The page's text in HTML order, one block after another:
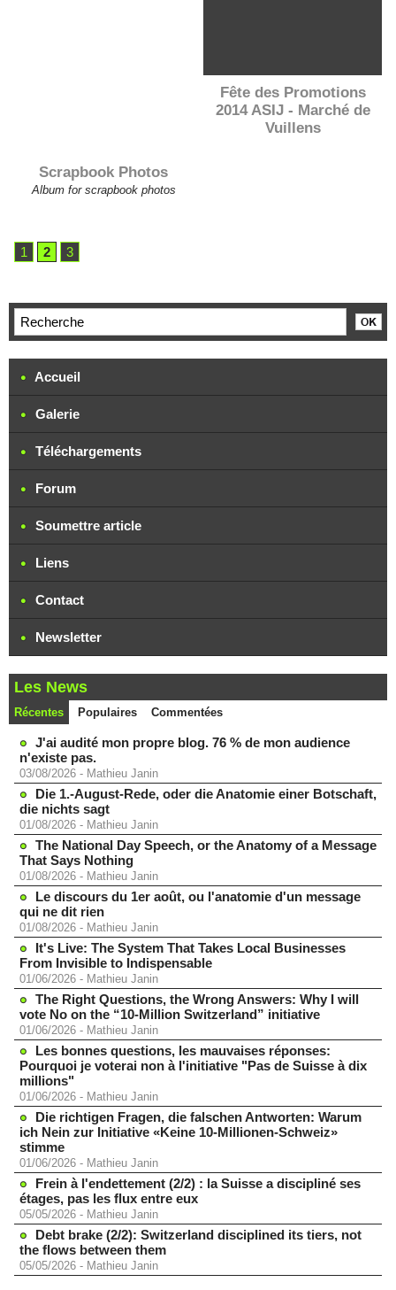
Fête des Promotions
2014 ASIJ - Marché de
Vuillens
Scrapbook Photos
Album for scrapbook photos
1 2 3
Accueil
Galerie
Téléchargements
Forum
Soumettre article
Liens
Contact
Newsletter
Les News
Récentes Populaires Commentées
J'ai audité mon propre blog. 76 % de mon audience
n'existe pas.
03/08/2026 - Mathieu Janin
Die 1.-August-Rede, oder die Anatomie einer Botschaft,
die nichts sagt
01/08/2026 - Mathieu Janin
The National Day Speech, or the Anatomy of a Message
That Says Nothing
01/08/2026 - Mathieu Janin
Le discours du 1er août, ou l'anatomie d'un message
qui ne dit rien
01/08/2026 - Mathieu Janin
It's Live: The System That Takes Local Businesses
From Invisible to Indispensable
01/06/2026 - Mathieu Janin
The Right Questions, the Wrong Answers: Why I will
vote No on the “10-Million Switzerland” initiative
01/06/2026 - Mathieu Janin
Les bonnes questions, les mauvaises réponses:
Pourquoi je voterai non à l'initiative "Pas de Suisse à dix
millions"
01/06/2026 - Mathieu Janin
Die richtigen Fragen, die falschen Antworten: Warum
ich Nein zur Initiative «Keine 10-Millionen-Schweiz»
stimme
01/06/2026 - Mathieu Janin
Frein à l'endettement (2/2) : la Suisse a discipliné ses
étages, pas les flux entre eux
05/05/2026 - Mathieu Janin
Debt brake (2/2): Switzerland disciplined its tiers, not
the flows between them
05/05/2026 - Mathieu Janin